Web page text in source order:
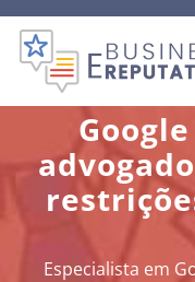
INÍCIO
A SUA REPUTAÇÃO
A SUA
MEUS SERVIÇOS
OUTRAS SOLUÇÕES
Especialista em